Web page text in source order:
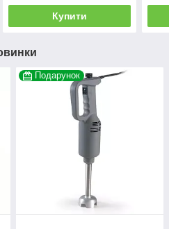
Купити
Подарунок